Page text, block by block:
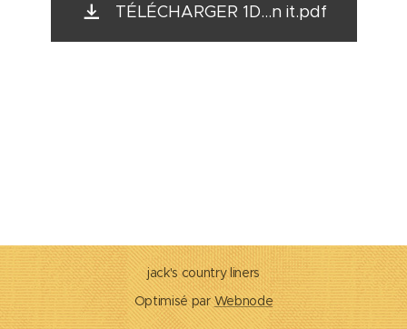
TÉLÉCHARGER 1D...n it.pdf
jack's country liners
Optimisé parWebnode